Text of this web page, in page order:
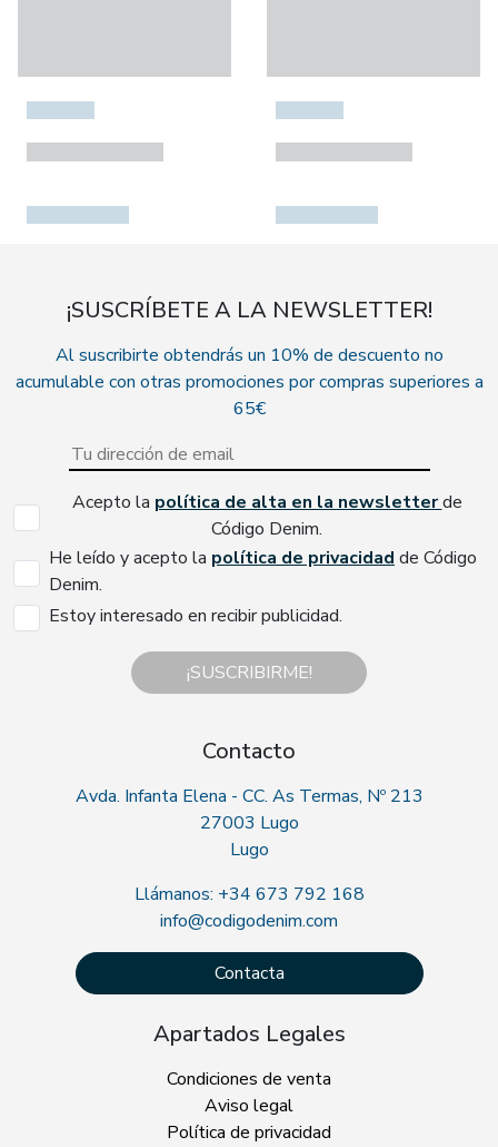
¡SUSCRÍBETE A LA NEWSLETTER!
Al suscribirte obtendrás un 10% de descuento no
acumulable con otras promociones por compras superiores a
65€
Acepto la política de alta en la newsletterde
Código Denim.
He leído y acepto la política de privacidadde Código
Denim.
Estoy interesado en recibir publicidad.
¡SUSCRIBIRME!
Contacto
Avda. Infanta Elena - CC. As Termas, Nº 213
27003 Lugo
Lugo
Llámanos: +34 673 792 168
info@codigodenim.com
Contacta
Apartados Legales
Condiciones de venta
Aviso legal
Política de privacidad